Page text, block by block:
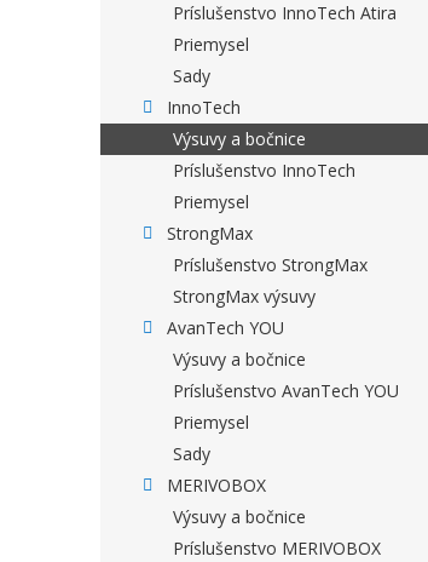
Príslušenstvo InnoTech Atira
Priemysel
Sady
InnoTech
Výsuvy a bočnice
Príslušenstvo InnoTech
Priemysel
StrongMax
Príslušenstvo StrongMax
StrongMax výsuvy
AvanTech YOU
Výsuvy a bočnice
Príslušenstvo AvanTech YOU
Priemysel
Sady
MERIVOBOX
Výsuvy a bočnice
Príslušenstvo MERIVOBOX